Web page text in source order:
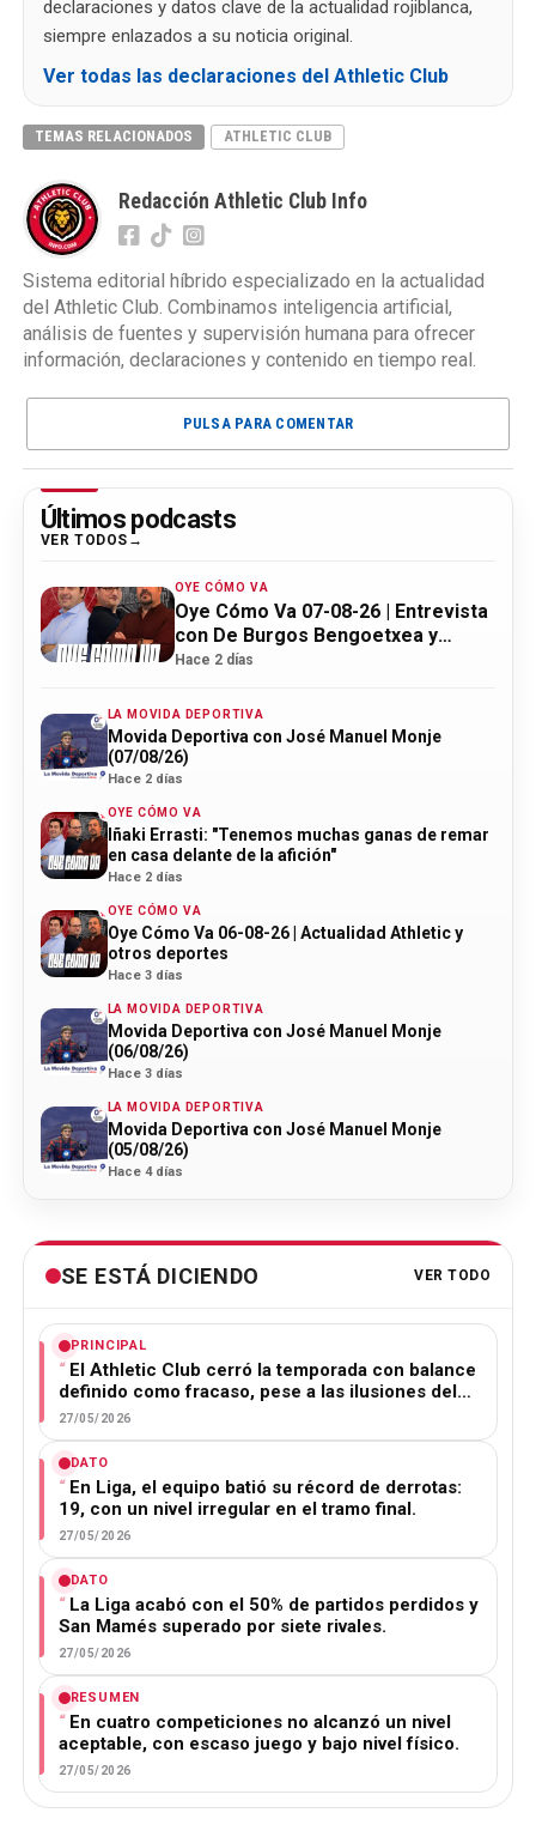
declaraciones y datos clave de la actualidad rojiblanca,
siempre enlazados a su noticia original.
Ver todas las declaraciones del Athletic Club
TEMAS RELACIONADOS ATHLETIC CLUB
Redacción Athletic Club Info
Sistema editorial híbrido especializado en la actualidad
del Athletic Club. Combinamos inteligencia artificial,
análisis de fuentes y supervisión humana para ofrecer
información, declaraciones y contenido en tiempo real.
PULSA PARA COMENTAR
Últimos podcasts
VER TODOS
OYE CÓMO VA
Oye Cómo Va 07-08-26 | Entrevista
con De Burgos Bengoetxea y
actualidad Athletic
Hace 2 días
LA MOVIDA DEPORTIVA
Movida Deportiva con José Manuel Monje
(07/08/26)
Hace 2 días
OYE CÓMO VA
Iñaki Errasti: "Tenemos muchas ganas de remar
en casa delante de la afición"
Hace 2 días
OYE CÓMO VA
Oye Cómo Va 06-08-26 | Actualidad Athletic y
otros deportes
Hace 3 días
LA MOVIDA DEPORTIVA
Movida Deportiva con José Manuel Monje
(06/08/26)
Hace 3 días
LA MOVIDA DEPORTIVA
Movida Deportiva con José Manuel Monje
(05/08/26)
Hace 4 días
SE ESTÁ DICIENDO VER TODO
PRINCIPAL
El Athletic Club cerró la temporada con balance
definido como fracaso, pese a las ilusiones del…
27/05/2026
DATO
En Liga, el equipo batió su récord de derrotas:
19, con un nivel irregular en el tramo final.
27/05/2026
DATO
La Liga acabó con el 50% de partidos perdidos y
San Mamés superado por siete rivales.
27/05/2026
RESUMEN
En cuatro competiciones no alcanzó un nivel
aceptable, con escaso juego y bajo nivel físico.
27/05/2026